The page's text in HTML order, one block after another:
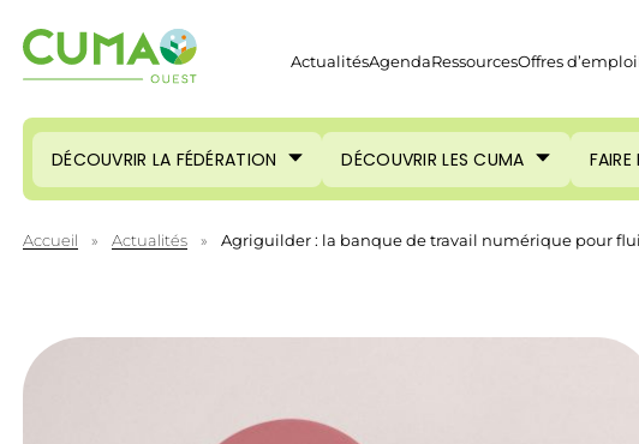
ActualitésAgendaRessourcesOffres d’emploi
DÉCOUVRIR LA FÉDÉRATION DÉCOUVRIR LES CUMA
Accueil » Actualités » Agriguilder : la banque de travail numérique pour